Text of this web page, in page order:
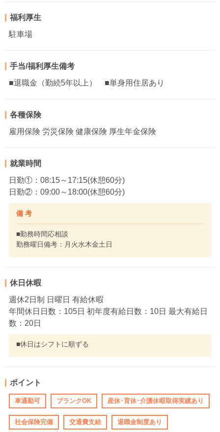
福利厚生
駐車場
手当/福利厚生備考
■退職金（勤続5年以上） ■単身用住居あり
各種保険
雇用保険 労災保険 健康保険 厚生年金保険
就業時間
日勤①：08:15～17:15(休憩60分)
日勤②：09:00～18:00(休憩60分)
備 考
■勤務時間応相談
勤務曜日備考：月火水木金土日
休日休暇
週休2日制 日曜日 有給休暇
年間休日日数：105日 初年度有給日数：10日 最大有給日
数：20日
■休日はシフトに順ずる
ポイント
車通勤可 ブランクOK 産休･育休･介護休暇取得実績あり
社会保険完備 交通費支給 退職金制度あり